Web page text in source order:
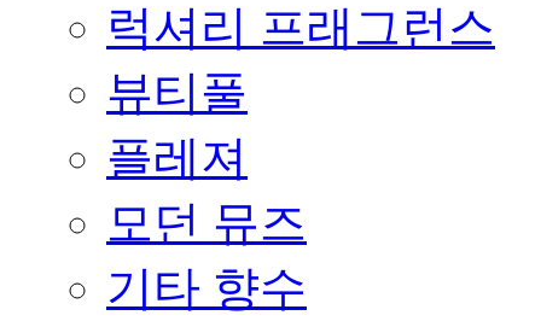
럭셔리 프래그런스
뷰티풀
플레져
모던 뮤즈
기타 향수